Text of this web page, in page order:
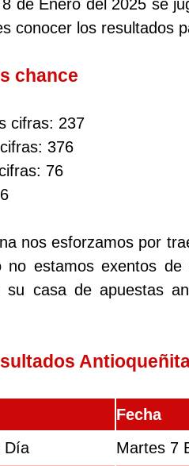
de Enero del 2025 se
conocer los resultados
chance
cifras: 237
376
76
nos esforzamos por
no estamos exentos
su casa de apuestas
Fecha
Día
Martes 7